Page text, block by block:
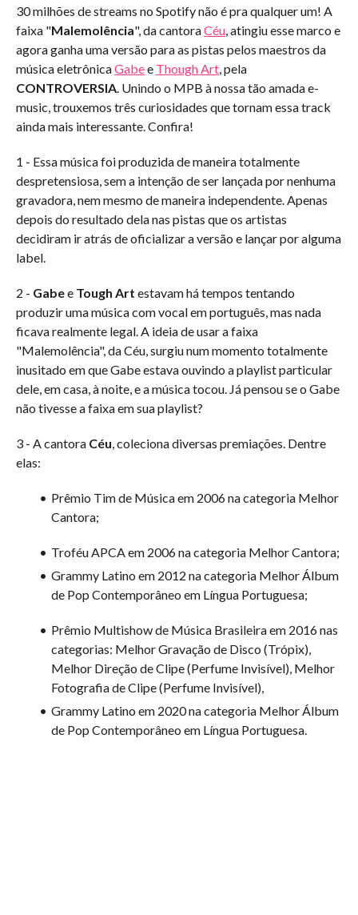
30 milhões de streams no Spotify não é pra qualquer um! A
faixa "Malemolência", da cantoraCéu, atingiu esse marco e
agora ganha uma versão para as pistas pelos maestros da
música eletrônicaGabee Though Art, pela
CONTROVERSIA. Unindo o MPB à nossa tão amada e-
music, trouxemos três curiosidades que tornam essa track
ainda mais interessante. Confira!
1 - Essa música foi produzida de maneira totalmente
despretensiosa, sem a intenção de ser lançada por nenhuma
gravadora, nem mesmo de maneira independente. Apenas
depois do resultado dela nas pistas que os artistas
decidiram ir atrás de oficializar a versão e lançar por alguma
label.
2 - Gabee Tough Art estavam há tempos tentando
produzir uma música com vocal em português, mas nada
ficava realmente legal. A ideia de usar a faixa
"Malemolência", da Céu, surgiu num momento totalmente
inusitado em que Gabe estava ouvindo a playlist particular
dele, em casa, à noite, e a música tocou. Já pensou se o Gabe
não tivesse a faixa em sua playlist?
3 - A cantora Céu, coleciona diversas premiações. Dentre
elas:
Prêmio Tim de Música em 2006 na categoria Melhor
Cantora;
Troféu APCA em 2006 na categoria Melhor Cantora;
Grammy Latino em 2012 na categoria Melhor Álbum
de Pop Contemporâneo em Língua Portuguesa;
Prêmio Multishow de Música Brasileira em 2016 nas
categorias: Melhor Gravação de Disco (Trópix),
Melhor Direção de Clipe (Perfume Invisível), Melhor
Fotografia de Clipe (Perfume Invisível),
Grammy Latino em 2020 na categoria Melhor Álbum
de Pop Contemporâneo em Língua Portuguesa.